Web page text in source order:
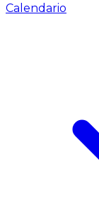
Calendario